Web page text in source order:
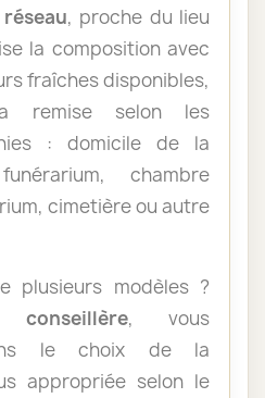
, proche du lieu
la composition avec
fraîches disponibles,
remise selon les
: domicile de la
chambre
cimetière ou autre
plusieurs modèles ?
, vous
le choix de la
appropriée selon le